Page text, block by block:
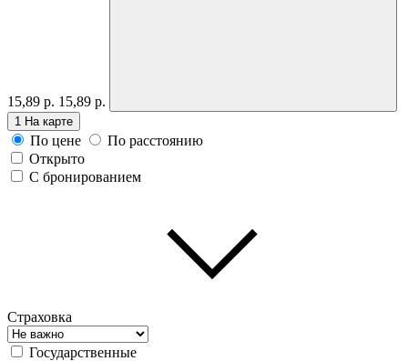
15,89 р. 15,89 р.
1 На карте
По цене
По расстоянию
Открыто
С бронированием
Страховка
Государственные